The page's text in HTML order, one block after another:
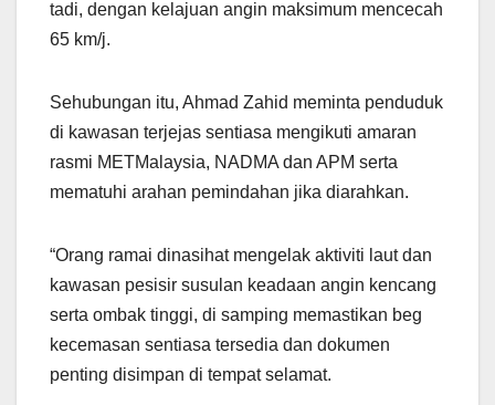
tadi, dengan kelajuan angin maksimum mencecah
65 km/j.
Sehubungan itu, Ahmad Zahid meminta penduduk
di kawasan terjejas sentiasa mengikuti amaran
rasmi METMalaysia, NADMA dan APM serta
mematuhi arahan pemindahan jika diarahkan.
“Orang ramai dinasihat mengelak aktiviti laut dan
kawasan pesisir susulan keadaan angin kencang
serta ombak tinggi, di samping memastikan beg
kecemasan sentiasa tersedia dan dokumen
penting disimpan di tempat selamat.